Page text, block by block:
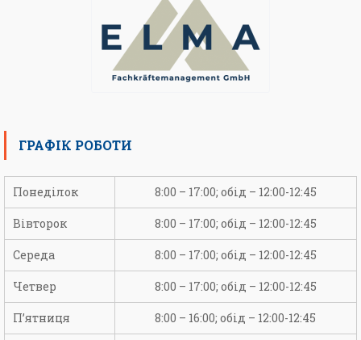
ГРАФІК РОБОТИ
Понеділок 8:00 – 17:00; обід – 12:00-12:45
Вівторок 8:00 – 17:00; обід – 12:00-12:45
Середа 8:00 – 17:00; обід – 12:00-12:45
Четвер 8:00 – 17:00; обід – 12:00-12:45
П’ятниця 8:00 – 16:00; обід – 12:00-12:45